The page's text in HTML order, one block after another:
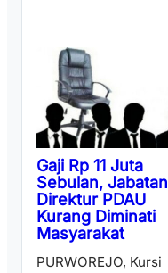
Gaji Rp 11 Juta
Sebulan, Jabatan
Direktur PDAU
Kurang Diminati
Masyarakat
PURWOREJO, Kursi